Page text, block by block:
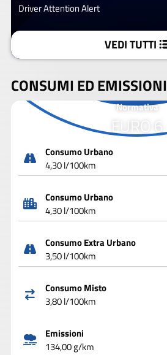
Driver Attention Alert
VEDI TUTTI
CONSUMI ED EMISSIONI
Normativa
EURO 6
Consumo Urbano
4,30 l/100km
Consumo Urbano
4,30 l/100km
Consumo Extra Urbano
3,50 l/100km
Consumo Misto
3,80 l/100km
Emissioni
134,00 g/km